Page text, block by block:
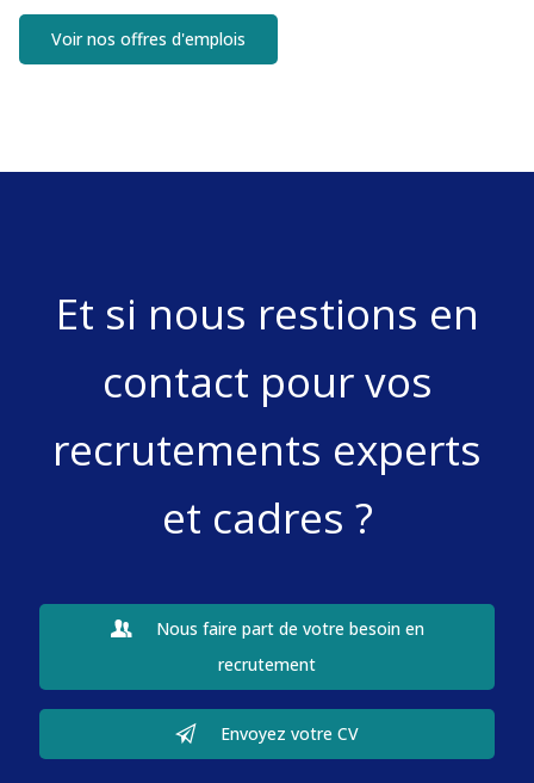
Voir nos offres d'emplois
Et si nous restions en
contact pour vos
recrutements experts
et cadres ?
Nous faire part de votre besoin en
recrutement
Envoyez votre CV